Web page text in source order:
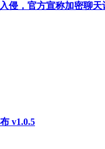
侵，官方宣称加密聊天
v1.0.5